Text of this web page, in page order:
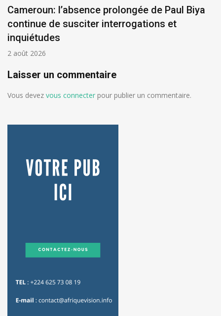
La Guinée se désolidarise de la CEDEAO sur
la monnaie ECO
1 août 2026
Laisser un commentaire
Vous devez vous connecter pour publier un commentaire.